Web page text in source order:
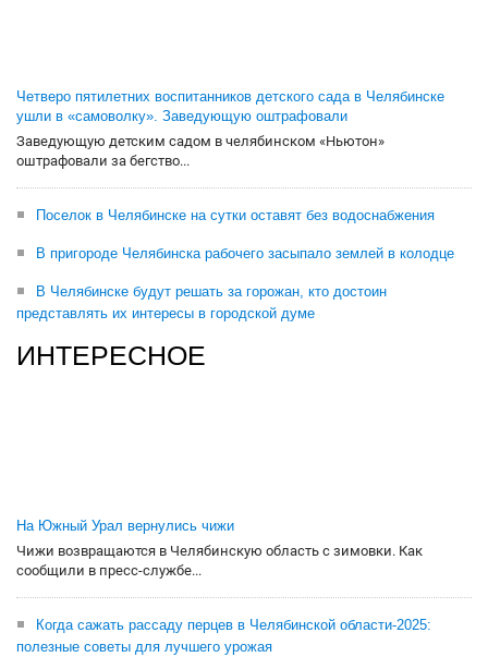
Четверо пятилетних воспитанников детского сада в Челябинске
ушли в «самоволку». Заведующую оштрафовали
Заведующую детским садом в челябинском «Ньютон»
оштрафовали за бегство...
Поселок в Челябинске на сутки оставят без водоснабжения
В пригороде Челябинска рабочего засыпало землей в колодце
В Челябинске будут решать за горожан, кто достоин
представлять их интересы в городской думе
ИНТЕРЕСНОЕ
На Южный Урал вернулись чижи
Чижи возвращаются в Челябинскую область с зимовки. Как
сообщили в пресс-службе...
Когда сажать рассаду перцев в Челябинской области-2025:
полезные советы для лучшего урожая